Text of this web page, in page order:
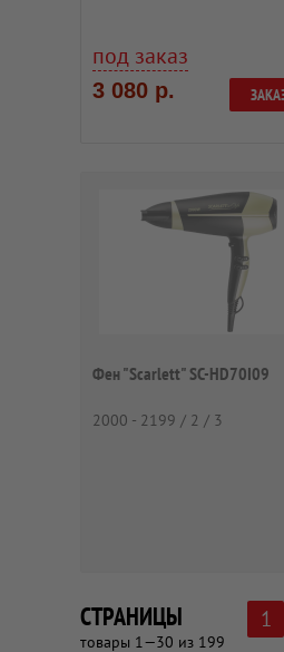
под заказ
3 080 р.
Фен "Scarlett" SC-HD70I09
2000 - 2199 / 2 / 3
СТРАНИЦЫ
товары 1—30 из 199
1